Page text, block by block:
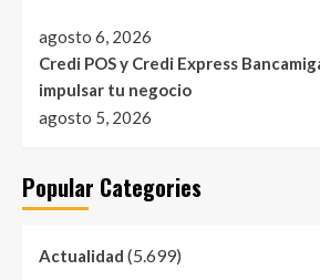
agosto 6, 2026
Credi POS y Credi Express
impulsar tu negocio
agosto 5, 2026
Popular Categories
Actualidad (5.699)